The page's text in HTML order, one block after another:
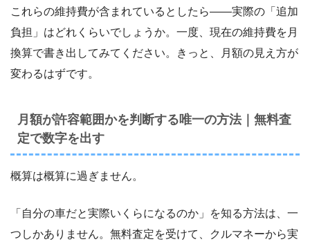
これらの維持費が含まれているとしたら――実際の「追加
負担」はどれくらいでしょうか。一度、現在の維持費を月
換算で書き出してみてください。きっと、月額の見え方が
変わるはずです。
月額が許容範囲かを判断する唯一の方法｜無料査
定で数字を出す
概算は概算に過ぎません。
「自分の車だと実際いくらになるのか」を知る方法は、一
つしかありません。無料査定を受けて、クルマネーから実